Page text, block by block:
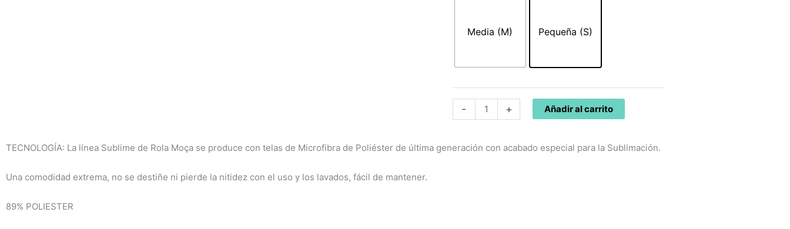
Media (M) Pequeña (S)
-
cantidad
+ Añadir al carrito
TECNOLOGÍA: La línea Sublime de Rola Moça se produce con telas de Microfibra de Poliéster de última generación con acabado especial para la Sublimación.
Una comodidad extrema, no se destiñe ni pierde la nitidez con el uso y los lavados, fácil de mantener.
89% POLIESTER